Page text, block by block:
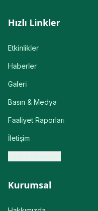
Hızlı Linkler
Etkinlikler
Haberler
Galeri
Basın & Medya
Faaliyet Raporları
İletişim
Banka Hesapları
Kurumsal